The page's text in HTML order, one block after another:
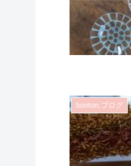
bonton.ブログ